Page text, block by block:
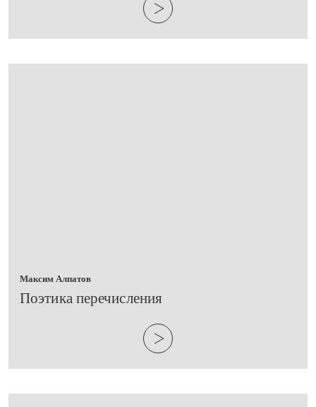
Максим Алпатов
​Поэтика перечисления